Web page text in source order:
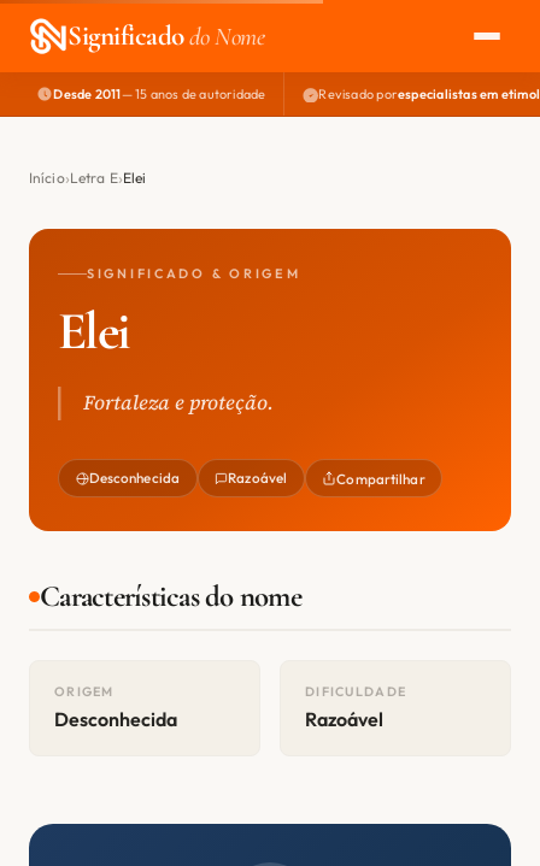
Significadodo Nome
EXPLORAR
NOME PERFEITO
Desde 2011— 15 anos de autoridade Revisado porespecialistas em
Início Letra E Elei
SIGNIFICADO & ORIGEM
Elei
Fortaleza e proteção.
Desconhecida Razoável Compartilhar
Características do nome
ORIGEM
Desconhecida
DIFICULDADE
Razoável